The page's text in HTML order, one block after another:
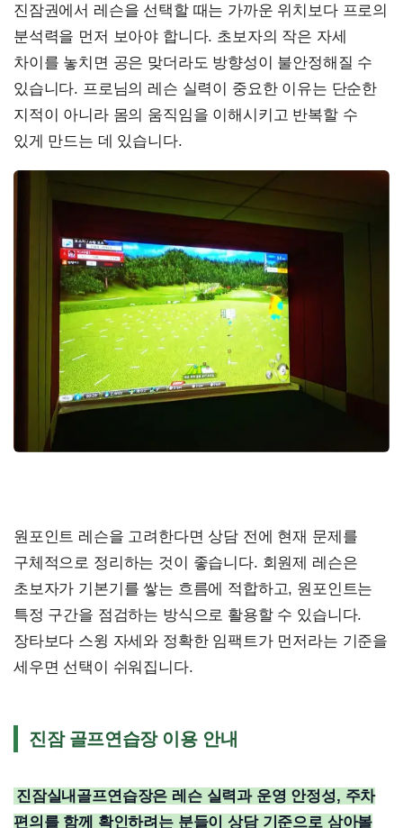
진잠권에서 레슨을 선택할 때는 가까운 위치보다 프로의
분석력을 먼저 보아야 합니다. 초보자의 작은 자세
차이를 놓치면 공은 맞더라도 방향성이 불안정해질 수
있습니다. 프로님의 레슨 실력이 중요한 이유는 단순한
지적이 아니라 몸의 움직임을 이해시키고 반복할 수
있게 만드는 데 있습니다.
원포인트 레슨을 고려한다면 상담 전에 현재 문제를
구체적으로 정리하는 것이 좋습니다. 회원제 레슨은
초보자가 기본기를 쌓는 흐름에 적합하고, 원포인트는
특정 구간을 점검하는 방식으로 활용할 수 있습니다.
장타보다 스윙 자세와 정확한 임팩트가 먼저라는 기준을
세우면 선택이 쉬워집니다.
진잠 골프연습장 이용 안내
진잠실내골프연습장은 레슨 실력과 운영 안정성, 주차
편의를 함께 확인하려는 분들이 상담 기준으로 삼아볼